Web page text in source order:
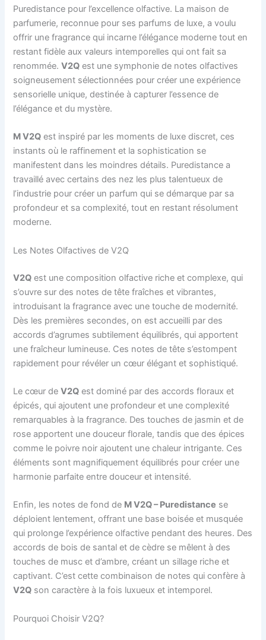
Puredistance pour l’excellence olfactive. La maison de
parfumerie, reconnue pour ses parfums de luxe, a voulu
offrir une fragrance qui incarne l’élégance moderne tout en
restant fidèle aux valeurs intemporelles qui ont fait sa
renommée.V2Q est une symphonie de notes olfactives
soigneusement sélectionnées pour créer une expérience
sensorielle unique, destinée à capturer l’essence de
l’élégance et du mystère.
M V2Q est inspiré par les moments de luxe discret, ces
instants où le raffinement et la sophistication se
manifestent dans les moindres détails. Puredistance a
travaillé avec certains des nez les plus talentueux de
l’industrie pour créer un parfum qui se démarque par sa
profondeur et sa complexité, tout en restant résolument
moderne.
Les Notes Olfactives de V2Q
V2Q est une composition olfactive riche et complexe, qui
s’ouvre sur des notes de tête fraîches et vibrantes,
introduisant la fragrance avec une touche de modernité.
Dès les premières secondes, on est accueilli par des
accords d’agrumes subtilement équilibrés, qui apportent
une fraîcheur lumineuse. Ces notes de tête s’estompent
rapidement pour révéler un cœur élégant et sophistiqué.
Le cœur deV2Q est dominé par des accords floraux et
épicés, qui ajoutent une profondeur et une complexité
remarquables à la fragrance. Des touches de jasmin et de
rose apportent une douceur florale, tandis que des épices
comme le poivre noir ajoutent une chaleur intrigante. Ces
éléments sont magnifiquement équilibrés pour créer une
harmonie parfaite entre douceur et intensité.
Enfin, les notes de fond de M V2Q – Puredistance se
déploient lentement, offrant une base boisée et musquée
qui prolonge l’expérience olfactive pendant des heures. Des
accords de bois de santal et de cèdre se mêlent à des
touches de musc et d’ambre, créant un sillage riche et
captivant. C’est cette combinaison de notes qui confère à
V2Q son caractère à la fois luxueux et intemporel.
Pourquoi Choisir V2Q?